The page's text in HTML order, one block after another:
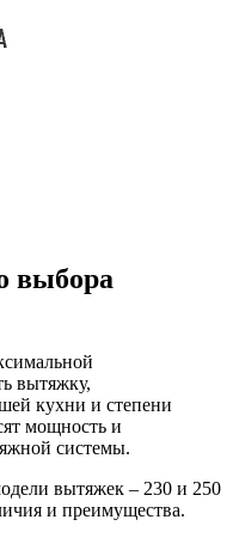
выбора
вытяжку,
кухни и степени
мощность и
системы.
вытяжек – 230 и 250
и преимущества.